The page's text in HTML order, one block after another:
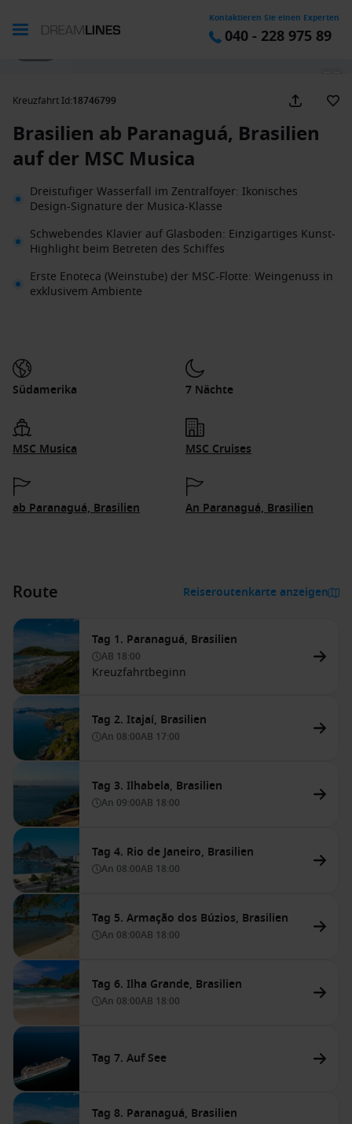
Kontaktieren Sie einen Experten
040 - 228 975 89
Kreuzfahrt Id:18746799
Brasilien ab Paranaguá, Brasilien
auf der MSC Musica
Dreistufiger Wasserfall im Zentralfoyer: Ikonisches
Design-Signature der Musica-Klasse
Schwebendes Klavier auf Glasboden: Einzigartiges Kunst-
Highlight beim Betreten des Schiffes
Erste Enoteca (Weinstube) der MSC-Flotte: Weingenuss in
exklusivem Ambiente
Südamerika 7 Nächte
MSC Musica MSC Cruises
ab Paranaguá, Brasilien An Paranaguá, Brasilien
Route Reiseroutenkarte anzeigen
Tag 1. Paranaguá, Brasilien
AB 18:00
Kreuzfahrtbeginn
Tag 2. Itajaí, Brasilien
An 08:00AB 17:00
Tag 3. Ilhabela, Brasilien
An 09:00AB 18:00
Tag 4. Rio de Janeiro, Brasilien
An 08:00AB 18:00
Tag 5. Armação dos Búzios, Brasilien
An 08:00AB 18:00
Tag 6. Ilha Grande, Brasilien
An 08:00AB 18:00
Tag 7. Auf See
Tag 8. Paranaguá, Brasilien